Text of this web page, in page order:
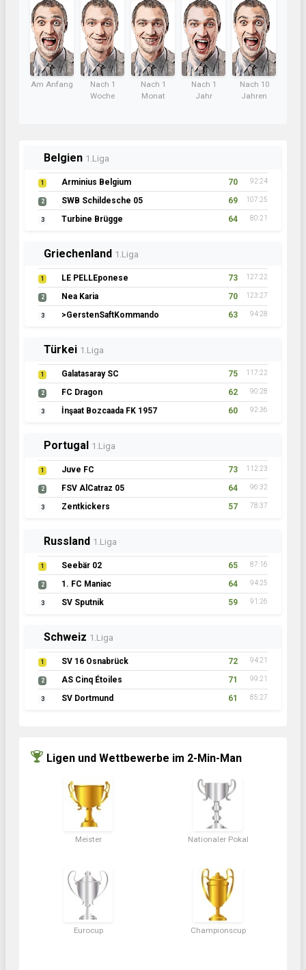
Am Anfang
Nach 1
Woche
Nach 1
Monat
Nach 1
Jahr
Nach 10
Jahren
Belgien 1.Liga
1 Arminius Belgium 70 92:24
2 SWB Schildesche 05 69 107:25
3 Turbine Brügge 64 80:21
Griechenland 1.Liga
1 LE PELLEponese 73 127:22
2 Nea Karia 70 123:27
3 >GerstenSaftKommando 63 94:28
Türkei 1.Liga
1 Galatasaray SC 75 117:22
2 FC Dragon 62 90:28
3 İnşaat Bozcaada FK 1957 60 92:36
Portugal 1.Liga
1 Juve FC 73 112:23
2 FSV AlCatraz 05 64 96:32
3 Zentkickers 57 78:37
Russland 1.Liga
1 Seebär 02 65 87:16
2 1. FC Maniac 64 94:25
3 SV Sputnik 59 91:26
Schweiz 1.Liga
1 SV 16 Osnabrück 72 94:21
2 AS Cinq Étoiles 71 99:21
3 SV Dortmund 61 85:27
Ligen und Wettbewerbe im 2-Min-Man
Meister Nationaler Pokal
Eurocup Championscup